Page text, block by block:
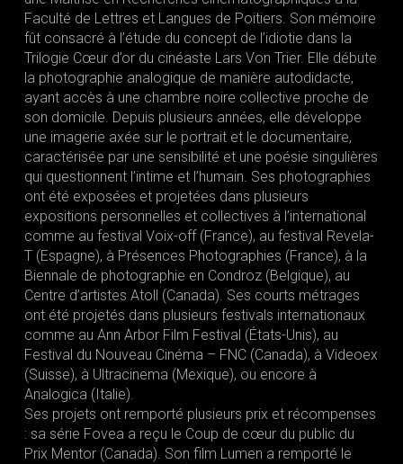
Faculté de Lettres et Langues de Poitiers. Son mémoire
fût consacré à l’étude du concept de l’idiotie dans la
Trilogie Cœur d’or du cinéaste Lars Von Trier. Elle débute
la photographie analogique de manière autodidacte,
ayant accès à une chambre noire collective proche de
son domicile. Depuis plusieurs années, elle développe
une imagerie axée sur le portrait et le documentaire,
caractérisée par une sensibilité et une poésie singulières
qui questionnent l’intime et l’humain. Ses photographies
ont été exposées et projetées dans plusieurs
expositions personnelles et collectives à l’international
comme au festival Voix-off (France), au festival Revela-
T (Espagne), à Présences Photographies (France), à la
Biennale de photographie en Condroz (Belgique), au
Centre d’artistes Atoll (Canada). Ses courts métrages
ont été projetés dans plusieurs festivals internationaux
comme au Ann Arbor Film Festival (États-Unis), au
Festival du Nouveau Cinéma – FNC (Canada), à Videoex
(Suisse), à Ultracinema (Mexique), ou encore à
Analogica (Italie).
Ses projets ont remporté plusieurs prix et récompenses
: sa série Fovea a reçu le Coup de cœur du public du
Prix Mentor (Canada). Son film Lumen a remporté le